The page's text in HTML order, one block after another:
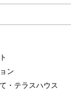
ン
・テラスハウス